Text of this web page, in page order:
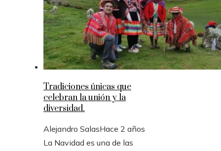
Tradiciones únicas que
celebran la unión y la
diversidad.
Alejandro SalasHace 2 años
La Navidad es una de las